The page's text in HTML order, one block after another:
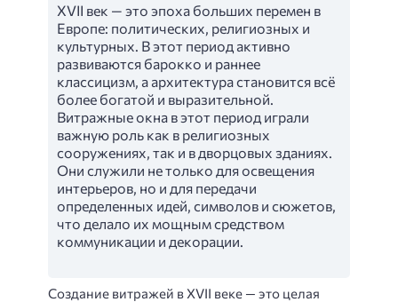
XVII век — это эпоха больших перемен в
Европе: политических, религиозных и
культурных. В этот период активно
развиваются барокко и раннее
классицизм, а архитектура становится всё
более богатой и выразительной.
Витражные окна в этот период играли
важную роль как в религиозных
сооружениях, так и в дворцовых зданиях.
Они служили не только для освещения
интерьеров, но и для передачи
определенных идей, символов и сюжетов,
что делало их мощным средством
коммуникации и декорации.
Создание витражей в XVII веке — это целая